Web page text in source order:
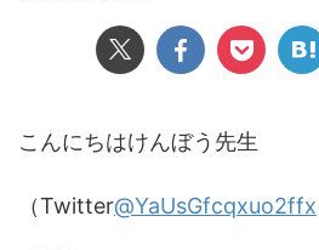
こんにちはけんぼう先生
（Twitter@YaUsGfcqxuo2ffx